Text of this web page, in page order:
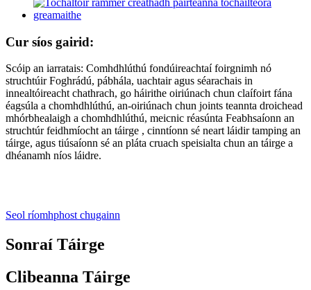
Cur síos gairid:
Scóip an iarratais: Comhdhlúthú fondúireachtaí foirgnimh nó
struchtúir Foghrádú, pábhála, uachtair agus séarachais in
innealtóireacht chathrach, go háirithe oiriúnach chun claífoirt fána
éagsúla a chomhdhlúthú, an-oiriúnach chun joints teannta droichead
mhórbhealaigh a chomhdhlúthú, meicnic réasúnta Feabhsaíonn an
struchtúr feidhmíocht an táirge , cinntíonn sé neart láidir tamping an
táirge, agus tiúsaíonn sé an pláta cruach speisialta chun an táirge a
dhéanamh níos láidre.
Seol ríomhphost chugainn
Sonraí Táirge
Clibeanna Táirge